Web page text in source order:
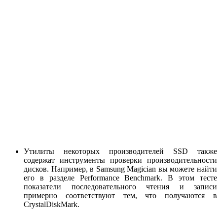
Утилиты некоторых производителей SSD также
содержат инструменты проверки производительности
дисков. Например, в Samsung Magician вы можете найти
его в разделе Performance Benchmark. В этом тесте
показатели последовательного чтения и записи
примерно соответствуют тем, что получаются в
CrystalDiskMark.